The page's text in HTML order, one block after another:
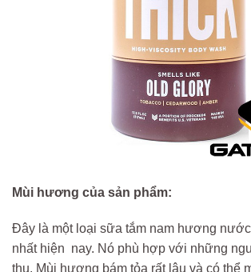
Mùi hương của sản phẩm:
Đây là một loại sữa tắm nam hương
nhất hiện nay. Nó phù hợp với những
thụ. Mùi hương bám tỏa rất lâu và có thể